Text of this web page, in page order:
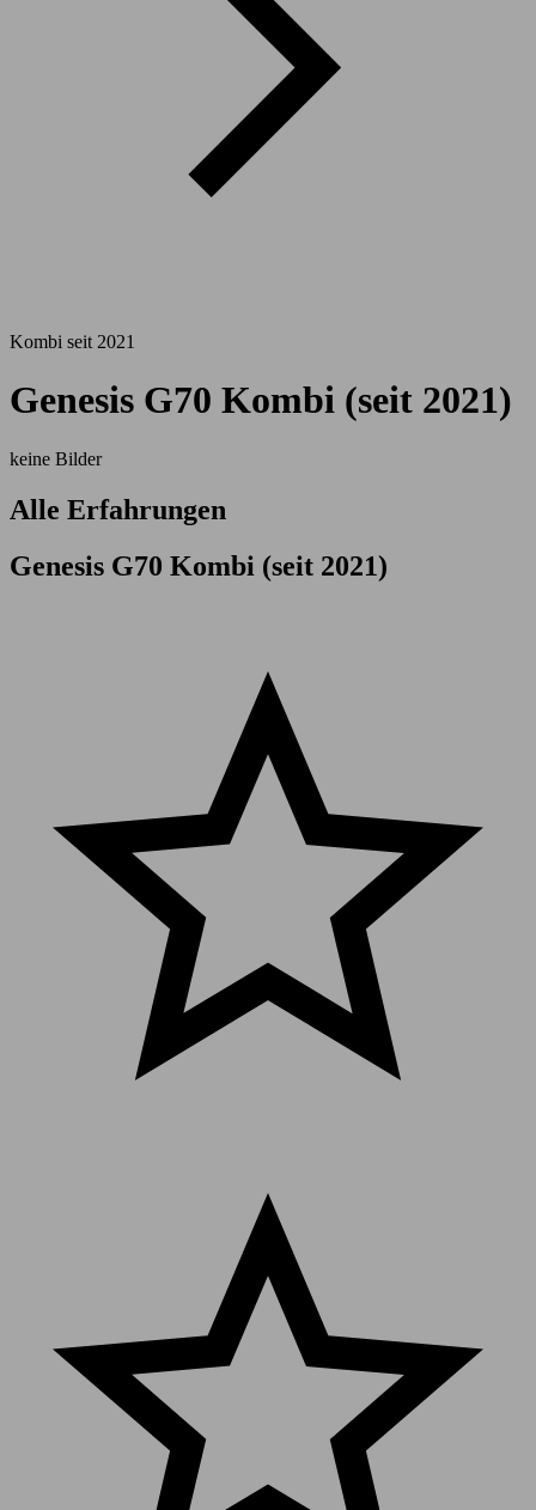
Kombi seit 2021
Genesis G70 Kombi (seit 2021)
keine Bilder
Alle Erfahrungen
Genesis G70 Kombi (seit 2021)